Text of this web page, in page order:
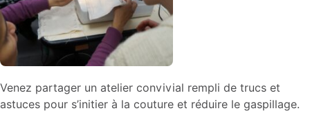
Venez partager un atelier convivial rempli de trucs et
astuces pour s’initier à la couture et réduire le gaspillage.